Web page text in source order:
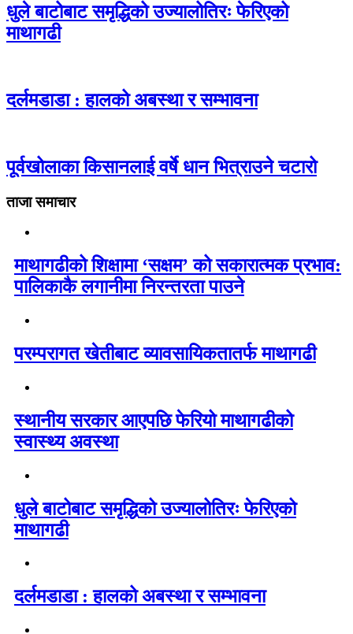
धुले बाटोबाट समृद्धिको उज्यालोतिरः फेरिएको
माथागढी
दर्लमडाडा : हालको अबस्था र सम्भावना
पूर्वखोलाका किसानलाई वर्षे धान भित्राउने चटारो
ताजा समाचार
माथागढीको शिक्षामा ‘सक्षम’ को सकारात्मक प्रभाव:
पालिकाकै लगानीमा निरन्तरता पाउने
परम्परागत खेतीबाट व्यावसायिकतातर्फ माथागढी
स्थानीय सरकार आएपछि फेरियो माथागढीको
स्वास्थ्य अवस्था
धुले बाटोबाट समृद्धिको उज्यालोतिरः फेरिएको
माथागढी
दर्लमडाडा : हालको अबस्था र सम्भावना